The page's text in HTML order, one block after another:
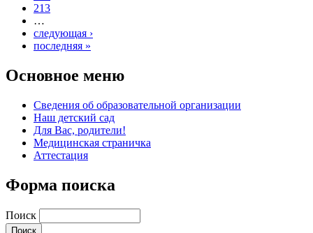
213
…
следующая ›
последняя »
Основное меню
Сведения об образовательной организации
Наш детский сад
Для Вас, родители!
Медицинская страничка
Аттестация
Форма поиска
Поиск